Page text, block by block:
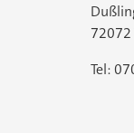
72072
Tel: